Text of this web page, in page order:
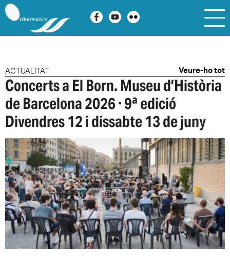
ACTUALITAT Veure-ho tot
Concerts a El Born. Museu d’Història
de Barcelona 2026 · 9ª edició
Divendres 12 i dissabte 13 de juny